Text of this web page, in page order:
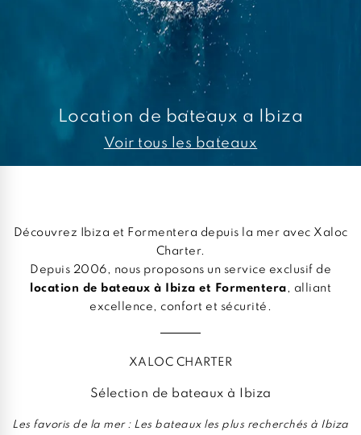
Location de bateaux a Ibiza
Voir tous les bateaux
Découvrez Ibiza et Formentera depuis la mer avec Xaloc
Charter.
Depuis 2006, nous proposons un service exclusif de
location de bateaux à Ibiza et Formentera, alliant
excellence, confort et sécurité.
XALOC CHARTER
Sélection de bateaux à Ibiza
Les favoris de la mer : Les bateaux les plus recherchés à Ibiza